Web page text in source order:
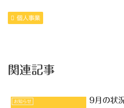
個人事業
関連記事
お知らせ 9月の状